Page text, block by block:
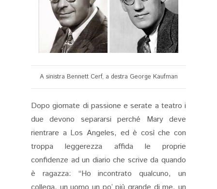
A sinistra Bennett Cerf, a destra George Kaufman
Dopo giornate di passione e serate a teatro i
due devono separarsi perché Mary deve
rientrare a Los Angeles, ed è così che con
troppa leggerezza affida le proprie
confidenze ad un diario che scrive da quando
è ragazza: “Ho incontrato qualcuno, un